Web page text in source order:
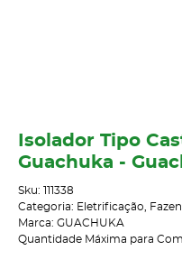
Isolador Tipo
Guachuka -
Sku: 111338
Categoria: Eletrificação
Marca: GUACHUKA
Quantidade Máxima para